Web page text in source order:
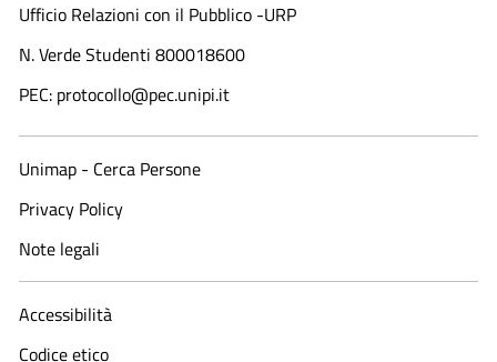
Ufficio Relazioni con il Pubblico -URP
N. Verde Studenti 800018600​
PEC: protocollo@pec.unipi.it
Unimap - Cerca Persone
Privacy Policy
Note legali
Accessibilità
Codice etico